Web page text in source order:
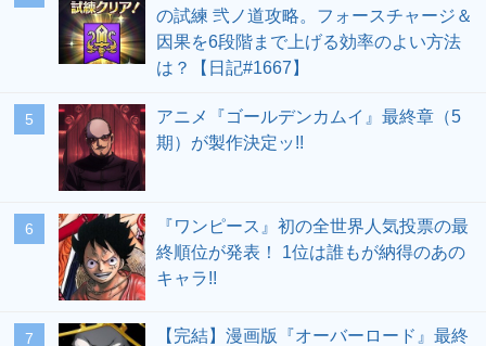
の試練 弐ノ道攻略。フォースチャージ＆
因果を6段階まで上げる効率のよい方法
は？【日記#1667】
アニメ『ゴールデンカムイ』最終章（5
期）が製作決定ッ!!
『ワンピース』初の全世界人気投票の最
終順位が発表！ 1位は誰もが納得のあの
キャラ!!
【完結】漫画版『オーバーロード』最終